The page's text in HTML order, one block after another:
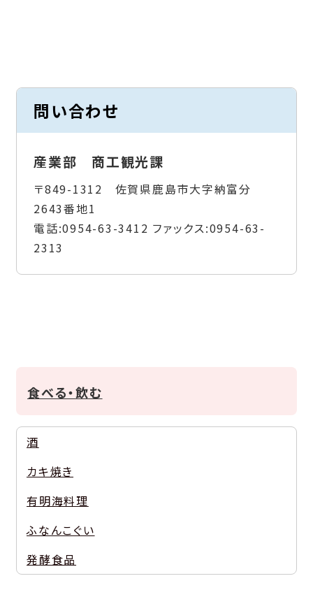
問い合わせ
産業部 商工観光課
〒849-1312 佐賀県鹿島市大字納富分
2643番地1
電話:0954-63-3412 ファックス:0954-63-
2313
食べる・飲む
酒
カキ焼き
有明海料理
ふなんこぐい
発酵食品